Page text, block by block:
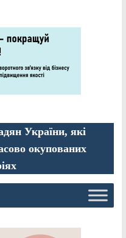
України, які
окупованих